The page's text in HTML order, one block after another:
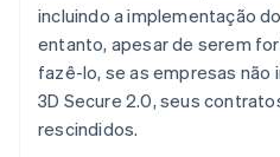
incluindo a implementação
entanto, apesar de serem
fazê-lo, se as empresas não
3D Secure 2.0, seus
rescindidos.